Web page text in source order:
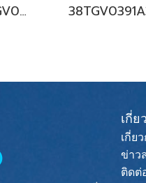
38TGV0401A1 / 42TGV0401CP แอร์แคเรียร์ รุ่นแขวนใต้ฝ้า ระบบอินเวอร์เตอร์ Carrier Under Ceiling Type Inverter น้ำยา R32 (220V.) พร้อมบริการติดตั้ง
เกี่ย
เกี่ย
ข่าว
ติดต่